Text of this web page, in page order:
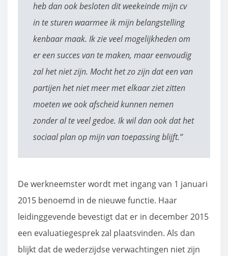
heb dan ook besloten dit weekeinde mijn cv
in te sturen waarmee ik mijn belangstelling
kenbaar maak. Ik zie veel mogelijkheden om
er een succes van te maken, maar eenvoudig
zal het niet zijn. Mocht het zo zijn dat een van
partijen het niet meer met elkaar ziet zitten
moeten we ook afscheid kunnen nemen
zonder al te veel gedoe. Ik wil dan ook dat het
sociaal plan op mijn van toepassing blijft.”
De werkneemster wordt met ingang van 1 januari
2015 benoemd in de nieuwe functie. Haar
leidinggevende bevestigt dat er in december 2015
een evaluatiegesprek zal plaatsvinden. Als dan
blijkt dat de wederzijdse verwachtingen niet zijn